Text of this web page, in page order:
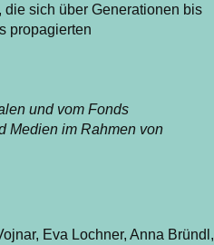
sich über Generationen bis
propagierten
und vom Fonds
Medien im Rahmen von
Eva Lochner, Anna Bründl,